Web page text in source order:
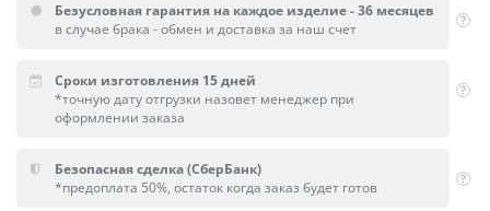
Безусловная гарантия на каждое изделие - 36 месяцев
в случае брака - обмен и доставка за наш счет
Сроки изготовления 15 дней
*точную дату отгрузки назовет менеджер при
оформлении заказа
Безопасная сделка (СберБанк)
*предоплата 50%, остаток когда заказ будет готов